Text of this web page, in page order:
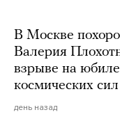
В Москве
Валерия
взрыве на
космических сил
день назад